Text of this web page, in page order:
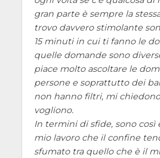
gran parte è sempre la
trovo davvero stimolante
15 minuti in cui ti fanno le
quelle domande sono
piace molto ascoltare le
persone e soprattutto dei
non hanno filtri, mi
vogliono.
In termini di sfide, sono così
mio lavoro che il confine
sfumato tra quello che è il